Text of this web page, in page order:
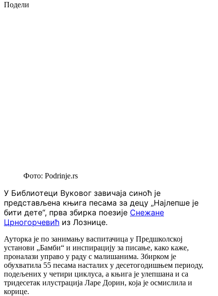
Подели
Фото: Podrinje.rs
У Библиотеци Вуковог завичаја синоћ је
представљена књига песама за децу „Најлепше је
бити дете“, прва збирка поезије Снежане
Црногорчевић из Лознице.
Ауторка је по занимању васпитачица у Предшколској
установи „Бамби“ и инспирацију за писање, како каже,
проналази управо у раду с малишанима. Збирком је
обухватила 55 песама насталих у десетогодишњем периоду,
подељених у четири циклуса, а књига је улепшана и са
тридесетак илустрација Ларе Дорин, која је осмислила и
корице.